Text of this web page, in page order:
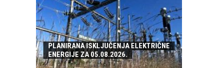
PLANIRANA ISKLJUČENJA ELEKTRIČNE
ENERGIJE ZA 05.08.2026.